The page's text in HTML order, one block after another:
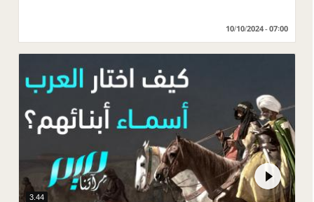
10/10/2024 - 07:00
3.44